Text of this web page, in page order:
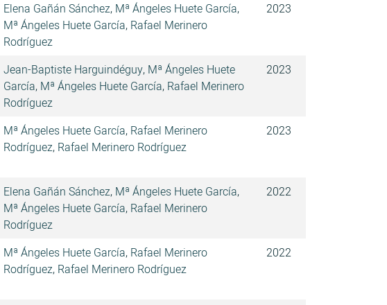
Elena Gañán Sánchez, Mª Ángeles Huete García,
Mª Ángeles Huete García, Rafael Merinero
Rodríguez
2023
Jean-Baptiste Harguindéguy, Mª Ángeles Huete
García, Mª Ángeles Huete García, Rafael Merinero
Rodríguez
2023
Mª Ángeles Huete García, Rafael Merinero
Rodríguez, Rafael Merinero Rodríguez
2023
Elena Gañán Sánchez, Mª Ángeles Huete García,
Mª Ángeles Huete García, Rafael Merinero
Rodríguez
2022
Mª Ángeles Huete García, Rafael Merinero
Rodríguez, Rafael Merinero Rodríguez
2022